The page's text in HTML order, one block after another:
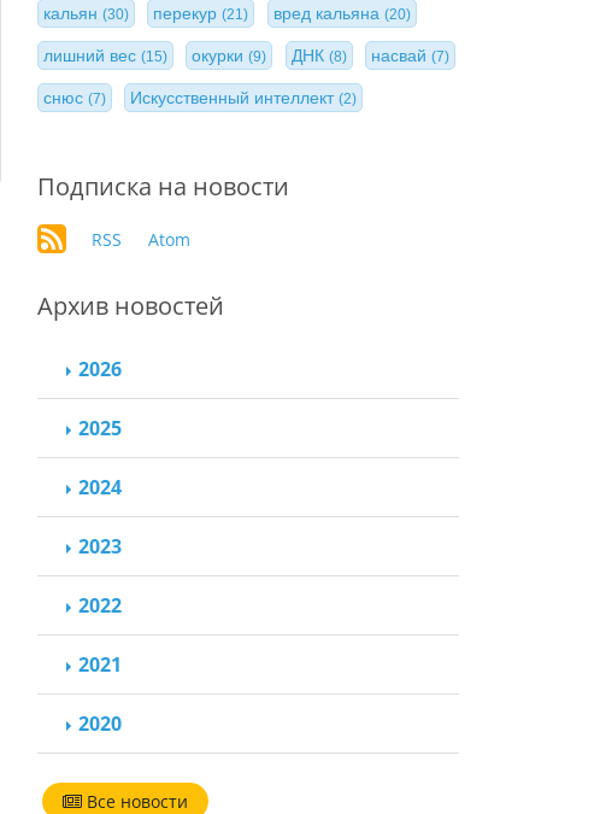
кальян (30) перекур(21) вред кальяна (20)
лишний вес (15) окурки(9) ДНК (8) насвай(7)
снюс (7) Искусственный интеллект(2)
Подписка на новости
RSS Atom
Архив новостей
2026
2025
2024
2023
2022
2021
2020
Все новости